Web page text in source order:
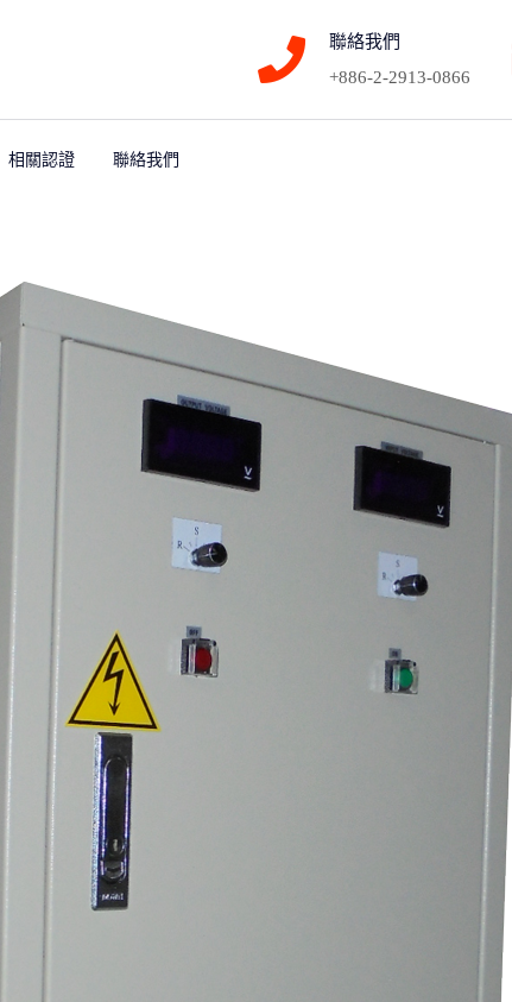
聯絡我們
+886-2-2913-0866
相關認證 聯絡我們